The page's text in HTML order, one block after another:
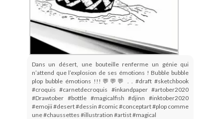
Dans un désert, une bouteille renferme un génie qui
n’attend que l’explosion de ses émotions ! Bubble bubble
plop bubble émotions !!!💬💬💬 . . #draft #sketchbook
#croquis #carnetdecroquis #inkandpaper #artober2020
#Drawtober #bottle #magicalfish #djinn #inktober2020
#emojii #desert #dessin #comic #conceptart #plop comme
une #chaussettes #illustration #artist #magical